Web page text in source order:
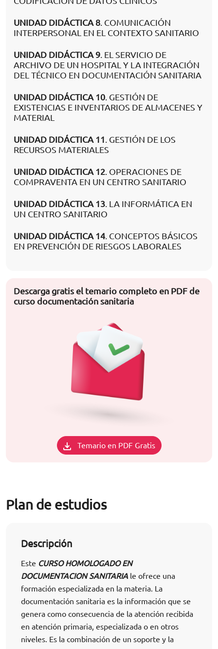
UNIDAD DIDÁCTICA 8. COMUNICACIÓN
INTERPERSONAL EN EL CONTEXTO SANITARIO
UNIDAD DIDÁCTICA 9. EL SERVICIO DE
ARCHIVO DE UN HOSPITAL Y LA INTEGRACIÓN
DEL TÉCNICO EN DOCUMENTACIÓN SANITARIA
UNIDAD DIDÁCTICA 10. GESTIÓN DE
EXISTENCIAS E INVENTARIOS DE ALMACENES Y
MATERIAL
UNIDAD DIDÁCTICA 11. GESTIÓN DE LOS
RECURSOS MATERIALES
UNIDAD DIDÁCTICA 12. OPERACIONES DE
COMPRAVENTA EN UN CENTRO SANITARIO
UNIDAD DIDÁCTICA 13. LA INFORMÁTICA EN
UN CENTRO SANITARIO
UNIDAD DIDÁCTICA 14. CONCEPTOS BÁSICOS
EN PREVENCIÓN DE RIESGOS LABORALES
Descarga gratis el temario completo en PDF de
curso documentación sanitaria
Temario en PDF Gratis
Plan de estudios
Descripción
Este CURSO HOMOLOGADO EN
DOCUMENTACION SANITARIA le ofrece una
formación especializada en la materia. La
documentación sanitaria es la información que se
genera como consecuencia de la atención recibida
en atención primaria, especializada o en otros
niveles. Es la combinación de un soporte y la